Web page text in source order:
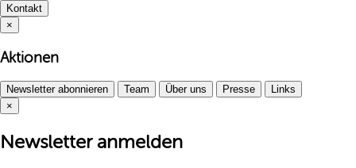
Kontakt
×
Aktionen
Newsletter abonnieren Team Über uns Presse
Links
×
Newsletter anmelden